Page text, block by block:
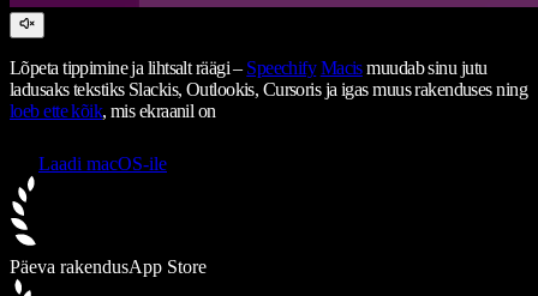
Lõpeta tippimine ja lihtsalt räägi – Speechify Macismuudab sinu jutu
ladusaks tekstiks Slackis, Outlookis, Cursoris ja igas muus rakenduses ning
loeb ette kõik, mis ekraanil on
Laadi macOS-ile
Päeva rakendusApp Store